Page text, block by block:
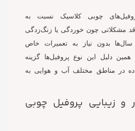
چوبی کلاسیک نسبت به
مشکلاتی چون خوردگی یا زنگ‌زدگی
سال‌ها بدون نیاز به تعمیرات خاص
دلیل این نوع پروفیل‌ها گزینه
در مناطق مختلف آب و هوایی به
و زیبایی پروفیل چوبی